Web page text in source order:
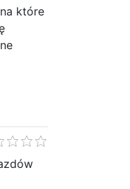
które